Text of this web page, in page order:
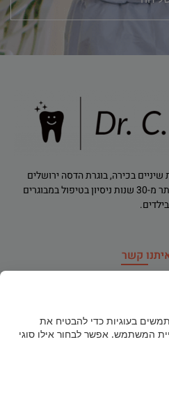
בכירה, בוגרת הדסה ירושלים
ואוניברסיטת תל אביב, ובעלת יותר מ-30 שנות ניסיון בטיפול במבוגרים
קשר
בעוגיות כדי להבטיח את
המשתמש. אפשר לבחור אילו סוגי